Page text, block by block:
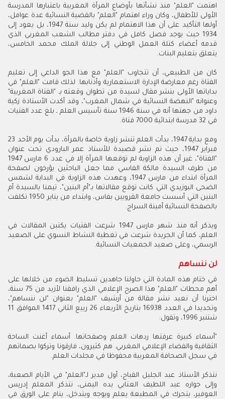
اهتمت "العلم" منذ نشأتها بأوضاع المرأة المغربية باعتبارها المدرسة
الأولى للأطفال، وكان وراء اهتمام "العلم" بالقضية النسائية عدة عوامل،
أولها التأكيد على أن هذا الاهتمام لم يكن وليد سنة 1947، بل يعود إلى
1934 حيث يوجد فصل كامل في دفتر مطالب الشعب المغربي الذي
قدمه أعضاء كتلة العمل الوطني إلى جلالة الملك محمد الخامس،
يتعلق بتعليم البنات.
كان من الطبيعي، أن تتجاوب "العلم" مع هذا الجو الداعي إلى تعليم
الفتاة رغم معارضة الإدارة الاستعمارية وأذنابها. لذلك قامت "العلم" في
بداياتها الأولى بنشر مقال لسيدة من تطوان وقعته بـ "الفتاة المغربية"
وعنوانه "النهضة النسائية في شمال المغرب"، وقد أكدت الأستاذة زكية
داود من جهتها أنه في سنة 1946 سنة تأسيس العلم ـ بلغ عدد الفتيات
في 32 مدرسة ابتدائية 7000 فتاة.
ومع بداية 1947، بدأت العلم تنشر زاوية خاصة بالمرأة، بدأت يوم الأحد 23
فبراير 1947، حيث تم نشر قصيدة للأستاذ عمر البارودي تحت عنوان
"الفتاة"، غير أن هذه الزاوية لم توقعها المرأة إلا في عدد 6 مارس 1947
من طرف السيدة مالكة الفاسي مما جعل الباحثين يؤرخون لصفحة
المرأة ابتداء من مارس 1947، وعهدت هذه الزاوية في البداية لشمس
الضحى البوزيدي التي كانت توقع مقالاتها بـ"أم البنين"، تيمنا بالسيدة أم
البنين التي أسست جامعة القرويين بفاس، وابتداء من يناير 1950 تكلفت
بالصفحة النسائية أمينة السراج.
ويذكر أنه منذ شهر مارس 1947 شرعت الفتيات يكتبن المقالات في
العلم، كما أن الجريدة شرعت في تغطية النشاط النسوي على الصعيد
الرسمي، وعلى صعيد الجمعيات النسائية.
لن ننساهم
في ختام هذه المادة التي حاولنا جاهدين تسليط الضوء من خلالها على
أهم محطات "العلم" هذا الصرح الإعلامي الذي رافقنا لأزيد من 75 سنة،
اخترنا أن نعيد نشر مقالة من أرشيف "العلم" بعنوان "لن ننساهم"،
وتحديدا في العدد 16938 بتاريخ الأربعاء 26 ربيع الثاني 1417 الموافق 11
شتنبر 1996، وتقول:
"أسماء كبيرة عرفتها ردهات العلم وصفحاتها. أسماء أغنت الساحة
الثقافية والفضاء الإعلامي المغربي. هم كثيرون، فارقونا وتركوا بصماتهم
في سجل الصحافة المغربية محفوظا في مجلدات العلم.
نتذكر الأستاذ عبد الجليل القباج، أول مدير لـ"العلم" في الأيام الصعبة،
وإلى جواره عبد اللطيف العتابي يده اليمنى، نتذكر المعلم إدريس
العوفير، يتحرك في المطبعة يعلم ويوجه ويتدخل، ينام على الورق في